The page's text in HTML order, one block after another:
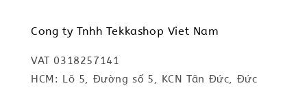
Cong ty Tnhh Tekkashop Viet Nam
VAT 0318257141
HCM: Lô 5, Đường số 5, KCN Tân Đức, Đức